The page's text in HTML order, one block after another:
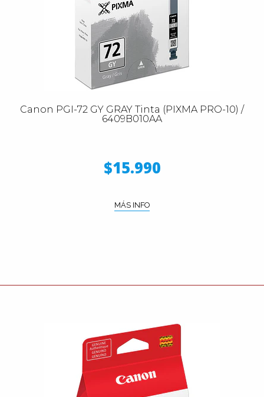
Canon PGI-72 GY GRAY Tinta (PIXMA PRO-10) /
6409B010AA
$15.990
MÁS INFO